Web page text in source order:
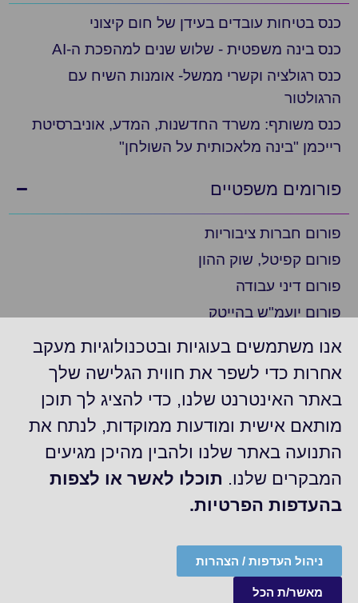
כנס בטיחות עובדים בעידן של חום קיצוני
כנס בינה משפטית - שלוש שנים למהפכת ה-AI
כנס רגולציה וקשרי ממשל- אומנות השיח עם
הרגולטור
כנס משותף: משרד החדשנות, המדע, אוניברסיטת
רייכמן "בינה מלאכותית על השולחן"
פורומים משפטיים
פורום חברות ציבוריות
פורום קפיטל, שוק ההון
פורום דיני עבודה
פורום יועמ"ש בהייטק
פורום ציות
פורום ביומד ופארמה
פורום יועמ"ש בצפון
פורום חברות דואליות/נסחרות בניו יורק
פורום משפט מסחרי
קבוצת "עדכונים משפטיים"
מדיניות הפרטיות של ארגון ה-ACC
אנו משתמשים בעוגיות ובטכנולוגיות מעקב
אחרות כדי לשפר את חווית הגלישה שלך
באתר האינטרנט שלנו, כדי להציג לך תוכן
מותאם אישית ומודעות ממוקדות, לנתח את
התנועה באתר שלנו ולהבין מהיכן מגיעים
המבקרים שלנו. תוכלו לאשר או לצפות
בהעדפות הפרטיות.
ניהול העדפות / הצהרות
מאשר/ת הכל